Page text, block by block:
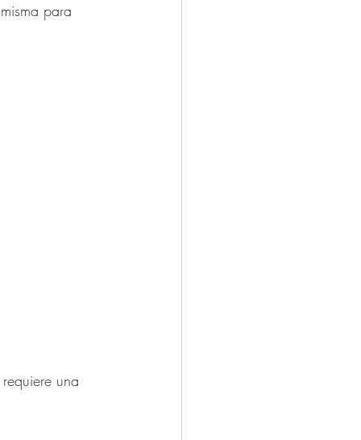
para
una